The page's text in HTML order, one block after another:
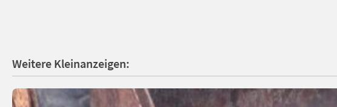
Weitere Kleinanzeigen: